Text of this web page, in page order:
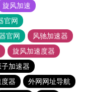
旋风加速
官网
官网
风驰加速器
旋风加速度器
子加速器
器
外网网址导航